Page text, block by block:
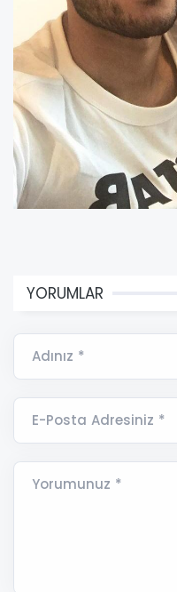
YORUMLAR
Adınız *
E-Posta Adresiniz *
Yorumunuz *